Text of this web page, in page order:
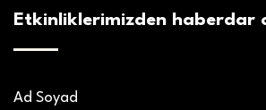
Etkinliklerimizden haberdar
Ad Soyad